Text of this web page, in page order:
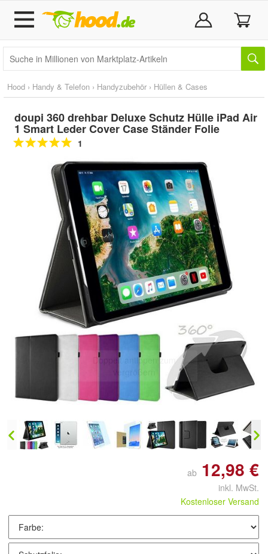
Hood › Handy & Telefon › Handyzubehör › Hüllen & Cases
doupi 360 drehbar Deluxe Schutz Hülle iPad Air
1 Smart Leder Cover Case Ständer Folie
1
Doppelt antippen zum
ab 12,98 €
inkl. MwSt.
Kostenloser Versand